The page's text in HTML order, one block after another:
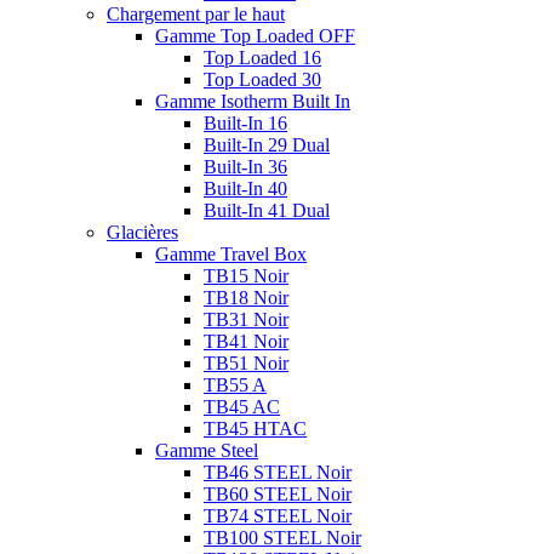
Chargement par le haut
Gamme Top Loaded OFF
Top Loaded 16
Top Loaded 30
Gamme Isotherm Built In
Built-In 16
Built-In 29 Dual
Built-In 36
Built-In 40
Built-In 41 Dual
Glacières
Gamme Travel Box
TB15 Noir
TB18 Noir
TB31 Noir
TB41 Noir
TB51 Noir
TB55 A
TB45 AC
TB45 HTAC
Gamme Steel
TB46 STEEL Noir
TB60 STEEL Noir
TB74 STEEL Noir
TB100 STEEL Noir